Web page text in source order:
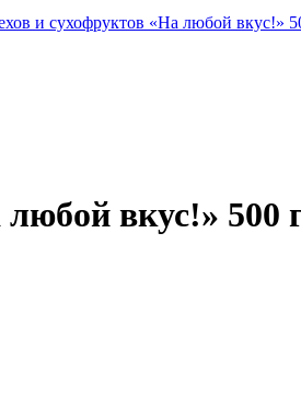
и сухофруктов «На любой вкус!»
вкус!» 500